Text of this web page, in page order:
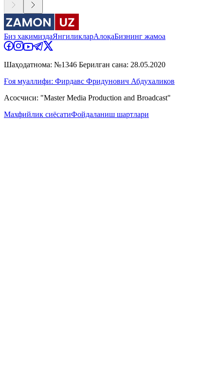
Биз ҳақимиздаЯнгиликларАлоқаБизнинг жамоа
Шаҳодатнома: №1346 Берилган сана: 28.05.2020
Ғоя муаллифи: Фирдавс Фридунович Абдухаликов
Асосчиси: "Master Media Production and Broadcast"
Махфийлик сиёсатиФойдаланиш шартлари